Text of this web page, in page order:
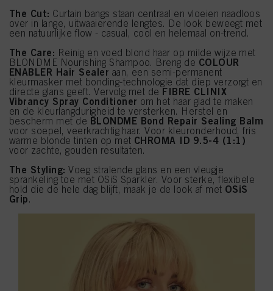
The Cut: Curtain bangs staan centraal en vloeien naadloos
over in lange, uitwaaierende lengtes. De look beweegt met
een natuurlijke flow - casual, cool en helemaal on-trend.
The Care: Reinig en voed blond haar op milde wijze met
BLONDME Nourishing Shampoo. Breng de COLOUR
ENABLER Hair Sealer aan, een semi-permanent
kleurmasker met bonding-technologie dat diep verzorgt en
directe glans geeft. Vervolg met de FIBRE CLINIX
Vibrancy Spray Conditioner om het haar glad te maken
en de kleurlangdurigheid te versterken. Herstel en
bescherm met de BLONDME Bond Repair Sealing Balm
voor soepel, veerkrachtig haar. Voor kleuronderhoud, fris
warme blonde tinten op met CHROMA ID 9.5-4 (1:1)
voor zachte, gouden resultaten.
The Styling: Voeg stralende glans en een vleugje
sprankeling toe met OSiS Sparkler. Voor sterke, flexibele
hold die de hele dag blijft, maak je de look af met OSiS
Grip.